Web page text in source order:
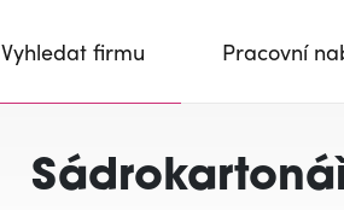
Vyhledat firmu Pracovní